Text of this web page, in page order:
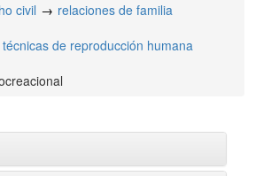
civil
relaciones de familia
de reproducción humana